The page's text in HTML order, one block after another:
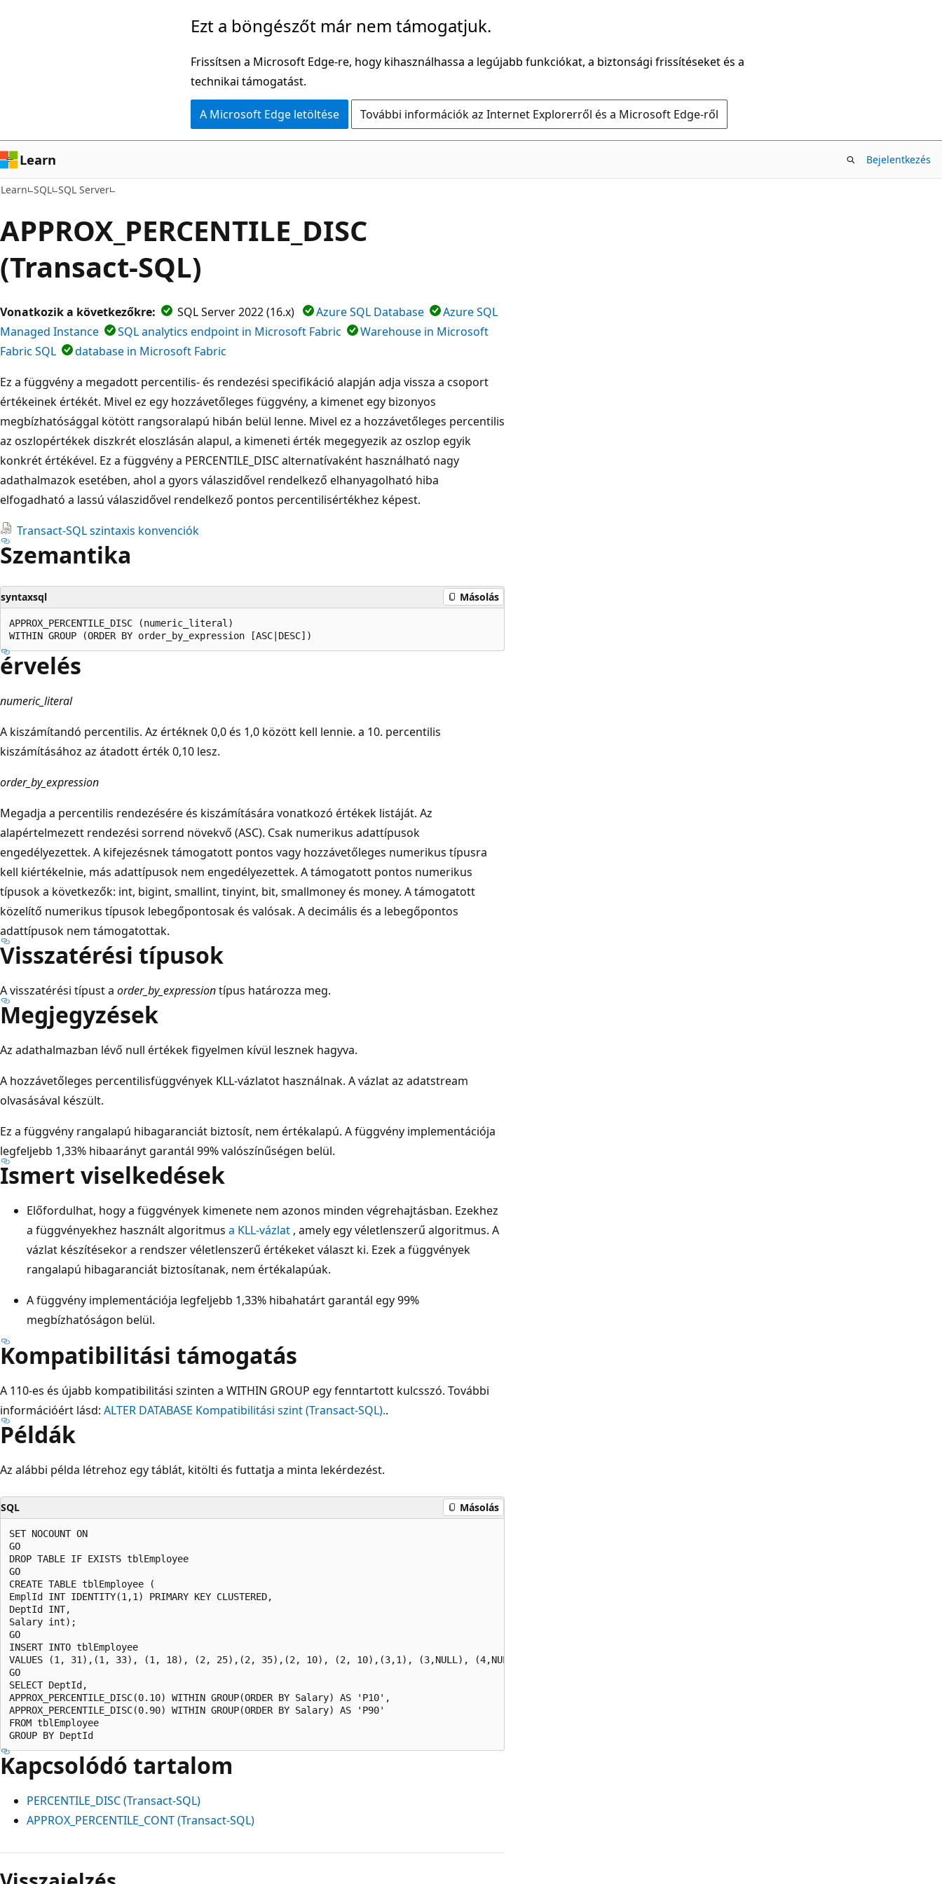
Ezt a böngészőt már nem támogatjuk.
Frissítsen a Microsoft Edge-re, hogy kihasználhassa a legújabb funkciókat, a biztonsági frissítéseket és a
technikai támogatást.
A Microsoft Edge letöltése További információk az Internet Explorerről és a Microsoft Edge-ről
Learn Bejelentkezés
Learn SQL SQL Server
APPROX_PERCENTILE_DISC
(Transact-SQL)
Vonatkozik a következőkre: SQL Server 2022 (16.x) Azure SQL Database
Azure SQL
Managed Instance
SQL analytics endpoint in Microsoft Fabric
Warehouse in Microsoft
Fabric SQL
database in Microsoft Fabric
Ez a függvény a megadott percentilis- és rendezési specifikáció alapján adja vissza a csoport
értékeinek értékét. Mivel ez egy hozzávetőleges függvény, a kimenet egy bizonyos
megbízhatósággal kötött rangsoralapú hibán belül lenne. Mivel ez a hozzávetőleges percentilis
az oszlopértékek diszkrét eloszlásán alapul, a kimeneti érték megegyezik az oszlop egyik
konkrét értékével. Ez a függvény a PERCENTILE_DISC alternatívaként használható nagy
adathalmazok esetében, ahol a gyors válaszidővel rendelkező elhanyagolható hiba
elfogadható a lassú válaszidővel rendelkező pontos percentilisértékhez képest.
Transact-SQL szintaxis konvenciók
Szemantika
syntaxsql Másolás
APPROX_PERCENTILE_DISC (numeric_literal)
érvelés
numeric_literal
A kiszámítandó percentilis. Az értéknek 0,0 és 1,0 között kell lennie. a 10. percentilis
kiszámításához az átadott érték 0,10 lesz.
order_by_expression
Megadja a percentilis rendezésére és kiszámítására vonatkozó értékek listáját. Az
alapértelmezett rendezési sorrend növekvő (ASC). Csak numerikus adattípusok
engedélyezettek. A kifejezésnek támogatott pontos vagy hozzávetőleges numerikus típusra
kell kiértékelnie, más adattípusok nem engedélyezettek. A támogatott pontos numerikus
típusok a következők: int, bigint, smallint, tinyint, bit, smallmoney és money. A támogatott
közelítő numerikus típusok lebegőpontosak és valósak. A decimális és a lebegőpontos
adattípusok nem támogatottak.
Visszatérési típusok
A visszatérési típust a order_by_expressiontípus határozza meg.
Megjegyzések
Az adathalmazban lévő null értékek figyelmen kívül lesznek hagyva.
A hozzávetőleges percentilisfüggvények KLL-vázlatot használnak. A vázlat az adatstream
olvasásával készült.
Ez a függvény rangalapú hibagaranciát biztosít, nem értékalapú. A függvény implementációja
legfeljebb 1,33% hibaarányt garantál 99% valószínűségen belül.
Ismert viselkedések
Előfordulhat, hogy a függvények kimenete nem azonos minden végrehajtásban. Ezekhez
a függvényekhez használt algoritmus a KLL-vázlat , amely egy véletlenszerű algoritmus. A
vázlat készítésekor a rendszer véletlenszerű értékeket választ ki. Ezek a függvények
rangalapú hibagaranciát biztosítanak, nem értékalapúak.
A függvény implementációja legfeljebb 1,33% hibahatárt garantál egy 99%
megbízhatóságon belül.
Kompatibilitási támogatás
A 110-es és újabb kompatibilitási szinten a WITHIN GROUP egy fenntartott kulcsszó. További
információért lásd: ALTER DATABASE Kompatibilitási szint (Transact-SQL)..
Példák
Az alábbi példa létrehoz egy táblát, kitölti és futtatja a minta lekérdezést.
SQL Másolás
SET NOCOUNT ON
GO
DROP TABLE IF EXISTS tblEmployee
GO
CREATE TABLE tblEmployee (
EmplId INT IDENTITY(1,1) PRIMARY KEY CLUSTERED,
DeptId INT,
Salary int);
GO
INSERT INTO tblEmployee
VALUES (1, 31),(1, 33), (1, 18), (2, 25),(2, 35),(2, 10), (2, 10),(3,1), (3,NULL), (4,NULL), (4,NULL)
GO
SELECT DeptId,
APPROX_PERCENTILE_DISC(0.10) WITHIN GROUP(ORDER BY Salary) AS 'P10',
APPROX_PERCENTILE_DISC(0.90) WITHIN GROUP(ORDER BY Salary) AS 'P90'
FROM tblEmployee
Kapcsolódó tartalom
PERCENTILE_DISC (Transact-SQL)
APPROX_PERCENTILE_CONT (Transact-SQL)